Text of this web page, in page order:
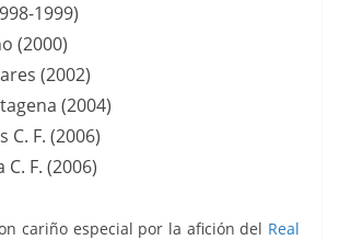
1999)
(2000)
(2002)
(2004)
C. F. (2006)
F. (2006)
cariño especial por la afición del Real